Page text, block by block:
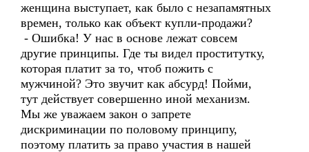
женщина выступает, как было с незапамятных
времен, только как объект купли-продажи?
- Ошибка! У нас в основе лежат совсем
другие принципы. Где ты видел проститутку,
которая платит за то, чтоб пожить с
мужчиной? Это звучит как абсурд! Пойми,
тут действует совершенно иной механизм.
Мы же уважаем закон о запрете
дискриминации по половому принципу,
поэтому платить за право участия в нашей